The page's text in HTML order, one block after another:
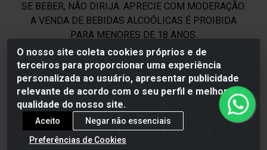
O nosso site coleta cookies próprios e de
terceiros para proporcionar uma experiência
personalizada ao usuário, apresentar publicidade
relevante de acordo com o seu perfil e melhorar a
qualidade do nosso site.
Aceito
Negar não essenciais
Preferências de Cookies
SE BEBER, NÃO DIRIJA. APRECIE COM MODERAÇÃO.
A VENDA DE BEBIDAS ALCOÓLICAS É PROIBIDA
PARA MENORES DE 18 ANOS.
Dia Wine - Rodovia BR 232 KM 22,5 - Moreno/PE - CEP
54800-000 - CNPJ 69.944.973/0001-85